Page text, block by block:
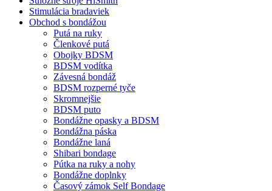
Stimulácia bradaviek
Obchod s bondážou
Putá na ruky
Členkové putá
Obojky BDSM
BDSM vodítka
Závesná bondáž
BDSM rozperné tyče
Skromnejšie
BDSM puto
Bondážne opasky a BDSM
Bondážna páska
Bondážne laná
Shibari bondage
Pútka na ruky a nohy
Bondážne doplnky
Časový zámok Self Bondage